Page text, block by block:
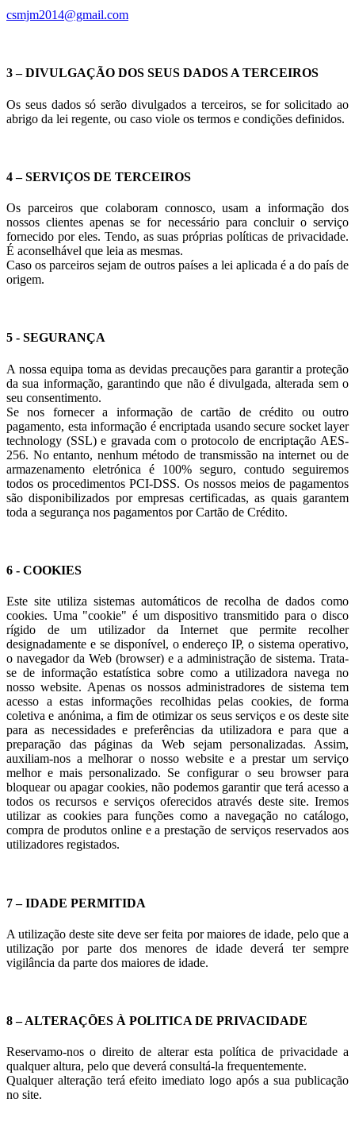
csmjm2014@gmail.com
3 – DIVULGAÇÃO DOS SEUS DADOS A TERCEIROS
Os seus dados só serão divulgados a terceiros, se for solicitado ao
abrigo da lei regente, ou caso viole os termos e condições definidos.
4 – SERVIÇOS DE TERCEIROS
Os parceiros que colaboram connosco, usam a informação dos
nossos clientes apenas se for necessário para concluir o serviço
fornecido por eles. Tendo, as suas próprias políticas de privacidade.
É aconselhável que leia as mesmas.
Caso os parceiros sejam de outros países a lei aplicada é a do país de
origem.
5 - SEGURANÇA
A nossa equipa toma as devidas precauções para garantir a proteção
da sua informação, garantindo que não é divulgada, alterada sem o
seu consentimento.
Se nos fornecer a informação de cartão de crédito ou outro
pagamento, esta informação é encriptada usando secure socket layer
technology (SSL) e gravada com o protocolo de encriptação AES-
256. No entanto, nenhum método de transmissão na internet ou de
armazenamento eletrónica é 100% seguro, contudo seguiremos
todos os procedimentos PCI-DSS. Os nossos meios de pagamentos
são disponibilizados por empresas certificadas, as quais garantem
toda a segurança nos pagamentos por Cartão de Crédito.
6 - COOKIES
Este site utiliza sistemas automáticos de recolha de dados como
cookies. Uma "cookie" é um dispositivo transmitido para o disco
rígido de um utilizador da Internet que permite recolher
designadamente e se disponível, o endereço IP, o sistema operativo,
o navegador da Web (browser) e a administração de sistema. Trata-
se de informação estatística sobre como a utilizadora navega no
nosso website. Apenas os nossos administradores de sistema tem
acesso a estas informações recolhidas pelas cookies, de forma
coletiva e anónima, a fim de otimizar os seus serviços e os deste site
para as necessidades e preferências da utilizadora e para que a
preparação das páginas da Web sejam personalizadas. Assim,
auxiliam-nos a melhorar o nosso website e a prestar um serviço
melhor e mais personalizado. Se configurar o seu browser para
bloquear ou apagar cookies, não podemos garantir que terá acesso a
todos os recursos e serviços oferecidos através deste site. Iremos
utilizar as cookies para funções como a navegação no catálogo,
compra de produtos online e a prestação de serviços reservados aos
utilizadores registados.
7 – IDADE PERMITIDA
A utilização deste site deve ser feita por maiores de idade, pelo que a
utilização por parte dos menores de idade deverá ter sempre
vigilância da parte dos maiores de idade.
8 – ALTERAÇÕES À POLITICA DE PRIVACIDADE
Reservamo-nos o direito de alterar esta política de privacidade a
qualquer altura, pelo que deverá consultá-la frequentemente.
Qualquer alteração terá efeito imediato logo após a sua publicação
no site.